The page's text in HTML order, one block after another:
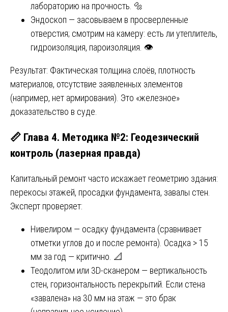
лабораторию на прочность. 🔩
Эндоскоп — засовываем в просверленные
отверстия; смотрим на камеру: есть ли утеплитель,
гидроизоляция, пароизоляция. 👁️
Результат: Фактическая толщина слоёв, плотность
материалов, отсутствие заявленных элементов
(например, нет армирования). Это «железное»
доказательство в суде.
📏 Глава 4. Методика №2: Геодезический
контроль (лазерная правда)
Капитальный ремонт часто искажает геометрию здания:
перекосы этажей, просадки фундамента, завалы стен.
Эксперт проверяет:
Нивелиром — осадку фундамента (сравнивает
отметки углов до и после ремонта). Осадка > 15
мм за год — критично. 📐
Теодолитом или 3D-сканером — вертикальность
стен, горизонтальность перекрытий. Если стена
«завалена» на 30 мм на этаж — это брак